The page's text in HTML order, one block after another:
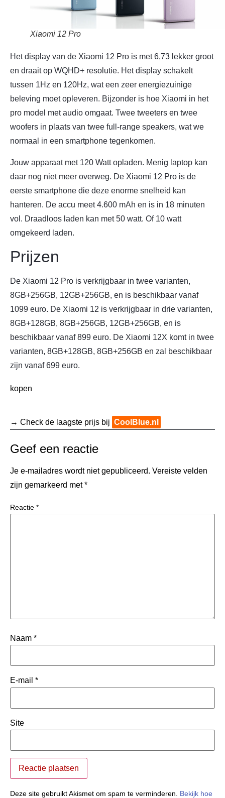
Xiaomi 12 Pro
Het display van de Xiaomi 12 Pro is met 6,73 lekker groot
en draait op WQHD+ resolutie. Het display schakelt
tussen 1Hz en 120Hz, wat een zeer energiezuinige
beleving moet opleveren. Bijzonder is hoe Xiaomi in het
pro model met audio omgaat. Twee tweeters en twee
woofers in plaats van twee full-range speakers, wat we
normaal in een smartphone tegenkomen.
Jouw apparaat met 120 Watt opladen. Menig laptop kan
daar nog niet meer overweg. De Xiaomi 12 Pro is de
eerste smartphone die deze enorme snelheid kan
hanteren. De accu meet 4.600 mAh en is in 18 minuten
vol. Draadloos laden kan met 50 watt. Of 10 watt
omgekeerd laden.
Prijzen
De Xiaomi 12 Pro is verkrijgbaar in twee varianten,
8GB+256GB, 12GB+256GB, en is beschikbaar vanaf
1099 euro. De Xiaomi 12 is verkrijgbaar in drie varianten,
8GB+128GB, 8GB+256GB, 12GB+256GB, en is
beschikbaar vanaf 899 euro. De Xiaomi 12X komt in twee
varianten, 8GB+128GB, 8GB+256GB en zal beschikbaar
zijn vanaf 699 euro.
kopen
→ Check de laagste prijs bij CoolBlue.nl
Geef een reactie
Je e-mailadres wordt niet gepubliceerd. Vereiste velden
zijn gemarkeerd met*
Reactie *
Naam *
E-mail *
Site
Deze site gebruikt Akismet om spam te verminderen. Bekijk hoe